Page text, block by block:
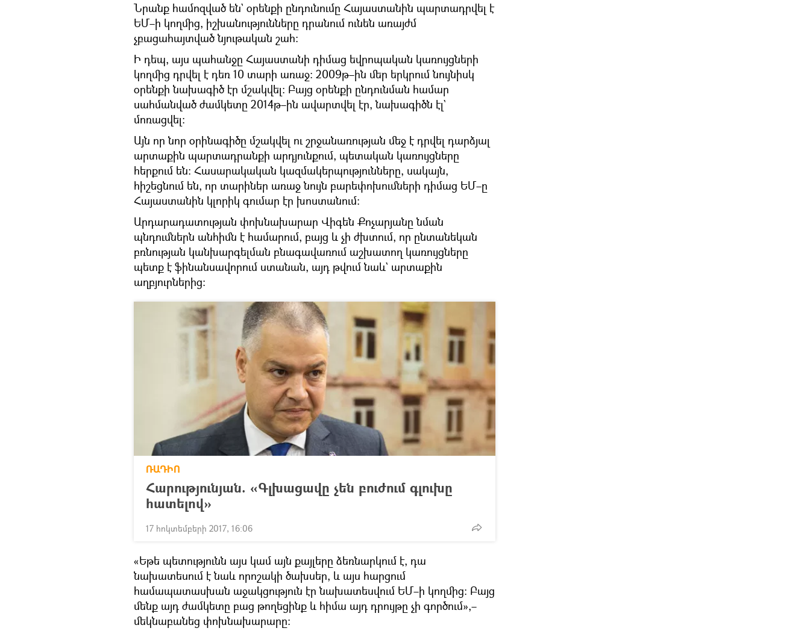
Նրանք համոզված են` օրենքի ընդունումը Հայաստանին պարտադրվել է
ԵՄ–ի կողմից, իշխանությունները դրանում ունեն առայժմ
չբացահայտված նյութական շահ։
Ի դեպ, այս պահանջը Հայաստանի դիմաց եվրոպական կառույցների
կողմից դրվել է դեռ 10 տարի առաջ։ 2009թ–ին մեր երկրում նույնիսկ
օրենքի նախագիծ էր մշակվել։ Բայց օրենքի ընդունման համար
սահմանված ժամկետը 2014թ–ին ավարտվել էր, նախագիծն էլ`
մոռացվել։
Այն որ նոր օրինագիծը մշակվել ու շրջանառության մեջ է դրվել դարձյալ
արտաքին պարտադրանքի արդյունքում, պետական կառույցները
հերքում են։ Հասարակական կազմակերպությունները, սակայն,
հիշեցնում են, որ տարիներ առաջ նույն բարեփոխումների դիմաց ԵՄ–ը
Հայաստանին կլորիկ գումար էր խոստանում։
Արդարադատության փոխնախարար Վիգեն Քոչարյանը նման
պնդումներն անհիմն է համարում, բայց և չի ժխտում, որ ընտանեկան
բռնության կանխարգելման բնագավառում աշխատող կառույցները
պետք է ֆինանսավորում ստանան, այդ թվում նաև` արտաքին
աղբյուրներից։
ՌԱԴԻՈ
Հարությունյան. «Գլխացավը չեն բուժում գլուխը
հատելով»
17 հոկտեմբերի 2017, 16:06
«Եթե պետությունն այս կամ այն քայլերը ձեռնարկում է, դա
նախատեսում է նաև որոշակի ծախսեր, և այս հարցում
համապատասխան աջակցություն էր նախատեսվում ԵՄ–ի կողմից։ Բայց
մենք այդ ժամկետը բաց թողեցինք և հիմա այդ դրույթը չի գործում»,–
մեկնաբանեց փոխնախարարը։